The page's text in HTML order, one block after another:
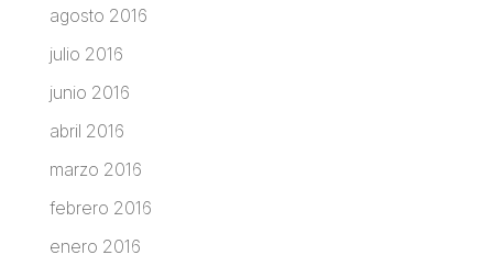
agosto 2016
julio 2016
junio 2016
abril 2016
marzo 2016
febrero 2016
enero 2016